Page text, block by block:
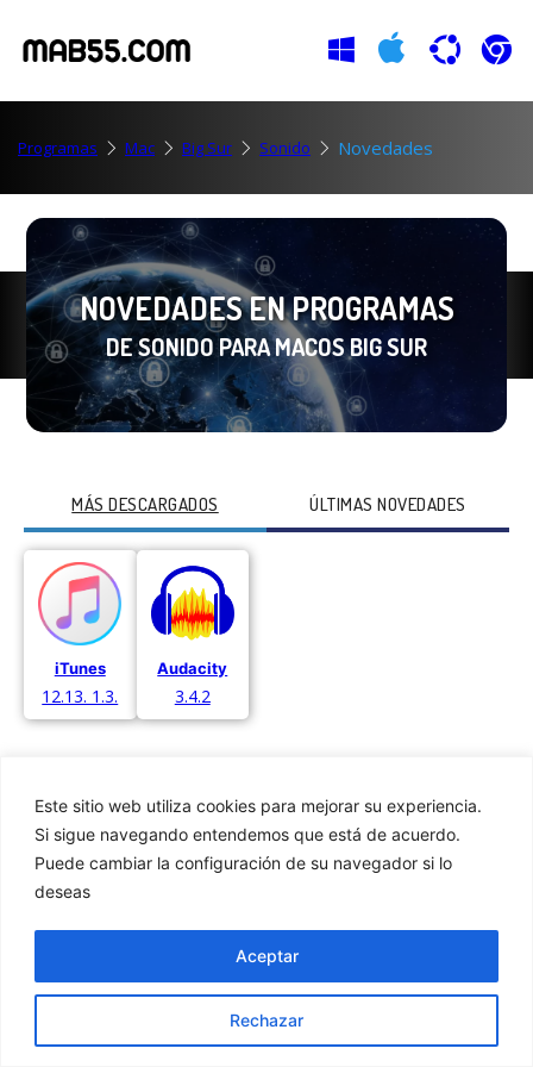
Este sitio web utiliza cookies para mejorar su experiencia.
Si sigue navegando entendemos que está de acuerdo.
Puede cambiar la configuración de su navegador si lo
deseas
Rechazar
Aceptar
Programas Mac Big Sur Sonido Novedades
NOVEDADES EN PROGRAMAS
DE SONIDO PARA MACOS BIG SUR
MÁS DESCARGADOS ÚLTIMAS NOVEDADES
iTunes
12.13. 1.3.
Audacity
3.4.2